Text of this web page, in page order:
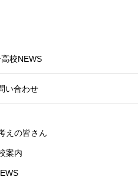
校NEWS
い合わせ
えの皆さん
案内